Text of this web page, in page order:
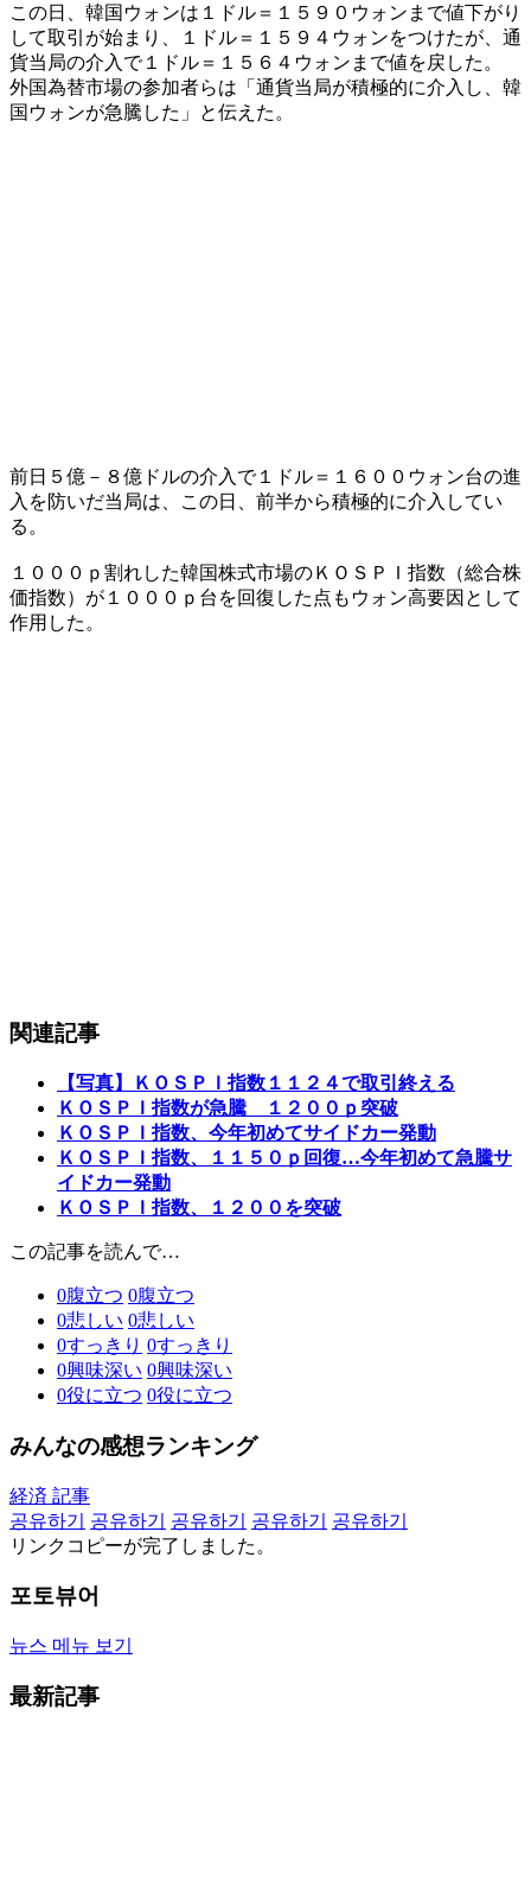
この日、韓国ウォンは１ドル＝１５９０ウォンまで値下がり
して取引が始まり、１ドル＝１５９４ウォンをつけたが、通
貨当局の介入で１ドル＝１５６４ウォンまで値を戻した。
外国為替市場の参加者らは「通貨当局が積極的に介入し、韓
国ウォンが急騰した」と伝えた。
前日５億－８億ドルの介入で１ドル＝１６００ウォン台の進
入を防いだ当局は、この日、前半から積極的に介入してい
る。
１０００ｐ割れした韓国株式市場のＫＯＳＰＩ指数（総合株
価指数）が１０００ｐ台を回復した点もウォン高要因として
作用した。
関連記事
【写真】ＫＯＳＰＩ指数１１２４で取引終える
ＫＯＳＰＩ指数が急騰 １２００ｐ突破
ＫＯＳＰＩ指数、今年初めてサイドカー発動
ＫＯＳＰＩ指数、１１５０ｐ回復…今年初めて急騰サ
イドカー発動
ＫＯＳＰＩ指数、１２００を突破
この記事を読んで…
0腹立つ 0腹立つ
0悲しい 0悲しい
0すっきり 0すっきり
0興味深い 0興味深い
0役に立つ 0役に立つ
みんなの感想ランキング
経済 記事
공유하기
공유하기 공유하기 공유하기
공유하기
リンクコピーが完了しました。
포토뷰어
뉴스 메뉴 보기
最新記事